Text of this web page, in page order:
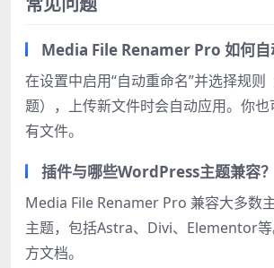
Media File Renamer Pro 如何自
在设置中启用“自动重命名”并选择规则
题），上传新文件时会自动应用。你
有文件。
插件与哪些WordPress主题兼容？
Media File Renamer Pro 兼容大多数
主题，包括Astra、Divi、Elementor
方文档。